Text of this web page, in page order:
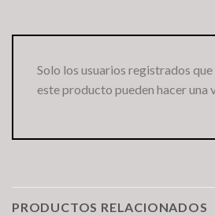
Solo los usuarios registrados
este producto pueden hacer una
PRODUCTOS RELACIONADOS